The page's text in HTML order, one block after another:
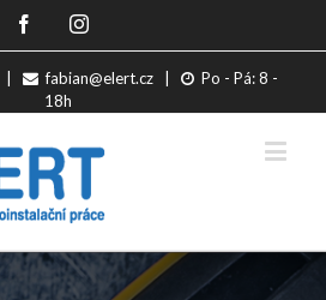
FacebookInstagram
fabian@elert.cz|
Po - Pá: 8 -
18h